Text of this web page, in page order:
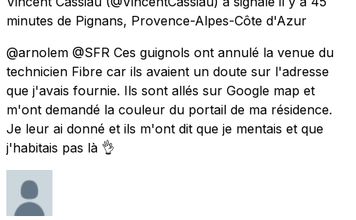
minutes de Pignans, Provence-Alpes-Côte d'Azur
@arnolem @SFR Ces guignols ont annulé la venue du
technicien Fibre car ils avaient un doute sur l'adresse
que j'avais fournie. Ils sont allés sur Google map et
m'ont demandé la couleur du portail de ma résidence.
Je leur ai donné et ils m'ont dit que je mentais et que
j'habitais pas là 👌